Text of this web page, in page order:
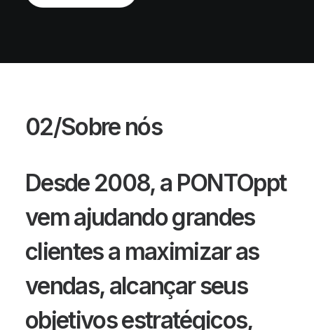
02/Sobre nós
Desde 2008, a PONTOppt
vem ajudando grandes
clientes a maximizar as
vendas, alcançar seus
objetivos estratégicos,